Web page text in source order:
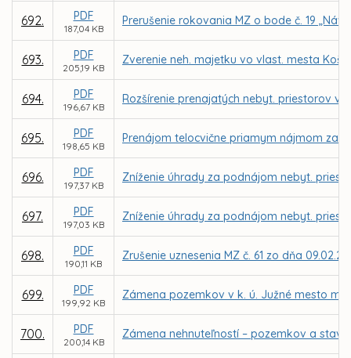
692. PDF
187,04 KB
Prerušenie rokovania MZ o bode č. 19
693. PDF
205,19 KB
Zverenie neh. majetku vo vlast. mesta
694. PDF
196,67 KB
Rozšírenie prenajatých nebyt. priestorov v
695. PDF
198,65 KB
Prenájom telocvične priamym nájmom za
696. PDF
197,37 KB
Zníženie úhrady za podnájom nebyt.
697. PDF
197,03 KB
Zníženie úhrady za podnájom nebyt.
698. PDF
190,11 KB
Zrušenie uznesenia MZ č. 61 zo dňa
699. PDF
199,92 KB
Zámena pozemkov v k. ú. Južné mesto
700. PDF
200,14 KB
Zámena nehnuteľností – pozemkov a